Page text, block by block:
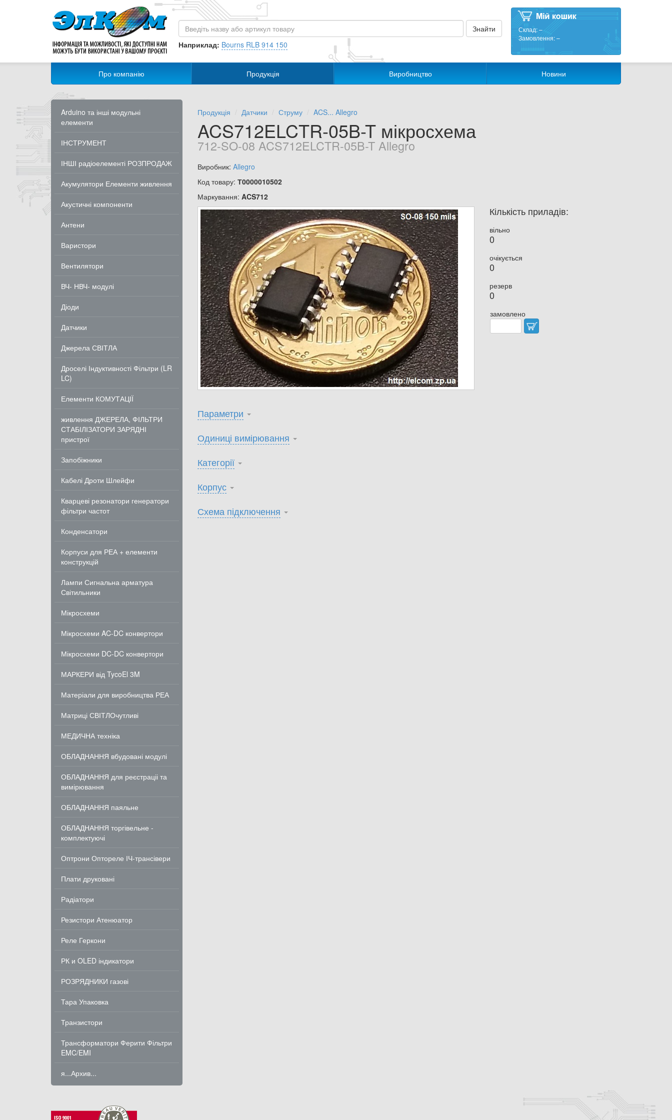
Наприклад: Bourns RLB 914 150
Склад:–
Замовлення:–
Про компанію Продукція Виробництво Новини
Arduino та інші модульні
елементи
ІНСТРУМЕНТ
ІНШІ радіоелементі РОЗПРОДАЖ
Акумулятори Елементи живлення
Акустичні компоненти
Антени
Варистори
Вентилятори
ВЧ- НВЧ- модулі
Діоди
Датчики
Джерела СВІТЛА
Дроселі Індуктивності Фільтри (LR
LC)
Елементи КОМУТАЦІЇ
живлення ДЖЕРЕЛА, ФІЛЬТРИ
СТАБІЛІЗАТОРИ ЗАРЯДНІ
пристрої
Запобіжники
Кабелі Дроти Шлейфи
Кварцеві резонатори генератори
фільтри частот
Конденсатори
Корпуси для РЕА + елементи
конструкцій
Лампи Сигнальна арматура
Світильники
Мікросхеми
Мікросхеми AC-DC конвертори
Мікросхеми DC-DC конвертори
МАРКЕРИ від TycoEl 3M
Матеріали для виробництва РЕА
Матриці СВІТЛОчутливі
МЕДИЧНА техніка
ОБЛАДНАННЯ вбудовані модулі
ОБЛАДНАННЯ для реєстраціі та
вимірювання
ОБЛАДНАННЯ паяльне
ОБЛАДНАННЯ торгівельне -
комплектуючі
Оптрони Оптореле ІЧ-трансівери
Плати друковані
Радіатори
Резистори Атенюатор
Реле Геркони
РК и OLED індикатори
РОЗРЯДНИКИ газові
Тара Упаковка
Транзистори
Трансформатори Ферити Фільтри
EMC/EMI
я...Архив...
Продукція Датчики Струму ACS... Allegro
ACS712ELCTR-05B-T мікросхема
712-SO-08 ACS712ELCTR-05B-T Allegro
Виробник: Allegro
Код товару: Т0000010502
Маркування: ACS712
Кількість приладів:
вільно
0
очікується
0
резерв
0
замовлено
Параметри
Одиниці вимірювання
Категорії
Корпус
Схема підключення